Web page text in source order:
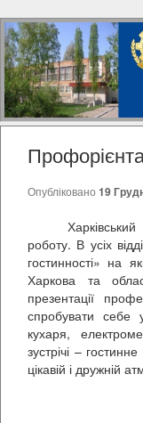
Опубліковано 19
Харківський
роботу. В усіх
гостинності» на
Харкова та
презентації
спробувати себе
кухаря,
зустрічі –
цікавій і дружній